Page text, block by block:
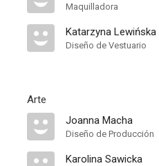
Maquilladora
Katarzyna Lewińska
Diseño de Vestuario
Arte
Joanna Macha
Diseño de Producción
Karolina Sawicka